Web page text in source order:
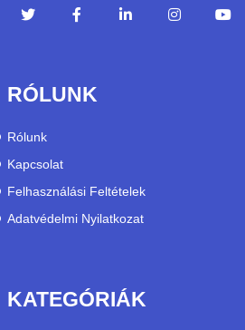
RÓLUNK
Rólunk
Kapcsolat
Felhasználási Feltételek
Adatvédelmi Nyilatkozat
KATEGÓRIÁK